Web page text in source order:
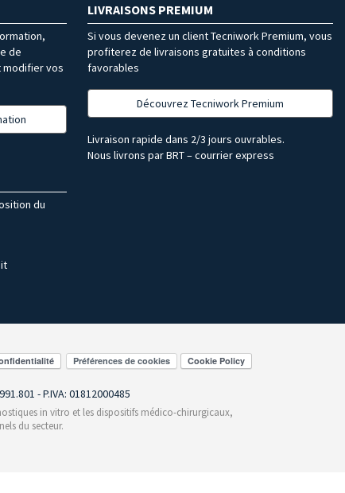
de
modifier vos
LIVRAISONS PREMIUM
Si vous devenez un client Tecniwork Premium, vous
profiterez de livraisons gratuites à conditions
favorables
Découvrez Tecniwork Premium
Livraison rapide dans 2/3 jours ouvrables.
Nous livrons par BRT – courrier express
du
Préférences de cookies
- P.IVA: 01812000485
in vitro et les dispositifs médico-chirurgicaux,
du secteur.